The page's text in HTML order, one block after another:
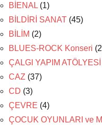
BİENAL (1)
BİLDİRİ SANAT (45)
BİLİM (2)
BLUES-ROCK Konseri
ÇALGI YAPIM ATÖLYESİ
CAZ (37)
CD (3)
ÇEVRE (4)
ÇOCUK OYUNLARI ve